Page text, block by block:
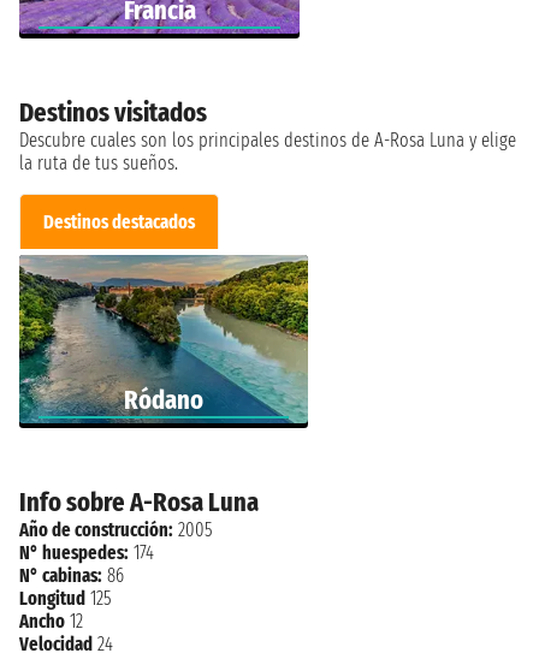
Francia
Destinos visitados
Descubre cuales son los principales destinos de A-Rosa Luna y elige
la ruta de tus sueños.
Destinos destacados
Ródano
Info sobre A-Rosa Luna
Año de construcción: 2005
N° huespedes: 174
N° cabinas: 86
Longitud 125
Ancho 12
Velocidad 24